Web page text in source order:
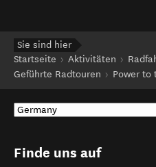
Sie sind hier
Startseite
Aktivitäten
Geführte Radtouren
Power to
Finde uns auf